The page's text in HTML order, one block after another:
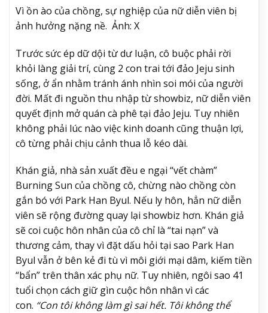
Vì ồn ào của chồng, sự nghiệp của nữ diễn viên bị
ảnh hưởng nặng nề. Ảnh: X
Trước sức ép dữ dội từ dư luận, cô buộc phải rời
khỏi làng giải trí, cùng 2 con trai tới đảo Jeju sinh
sống, ở ẩn nhằm tránh ánh nhìn soi mói của người
đời. Mất đi nguồn thu nhập từ showbiz, nữ diễn viên
quyết định mở quán cà phê tại đảo Jeju. Tuy nhiên
không phải lúc nào việc kinh doanh cũng thuận lợi,
cô từng phải chịu cảnh thua lỗ kéo dài.
Khán giả, nhà sản xuất đều e ngại “vết chàm”
Burning Sun của chồng cô, chừng nào chồng còn
gắn bó với Park Han Byul. Nếu ly hôn, hẳn nữ diễn
viên sẽ rộng đường quay lại showbiz hơn. Khán giả
sẽ coi cuộc hôn nhân của cô chỉ là “tai nạn” và
thương cảm, thay vì đặt dấu hỏi tại sao Park Han
Byul vẫn ở bên kẻ đi tù vì môi giới mại dâm, kiếm tiền
“bẩn” trên thân xác phụ nữ. Tuy nhiên, ngôi sao 41
tuổi chọn cách giữ gìn cuộc hôn nhân vì các
con. “Con tôi không làm gì sai hết. Tôi không thể